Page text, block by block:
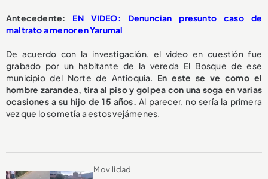
Antecedente: EN VIDEO: Denuncian presunto caso de
maltrato a menor en Yarumal
De acuerdo con la investigación, el video en cuestión fue
grabado por un habitante de la vereda El Bosque de ese
municipio del Norte de Antioquia. En este se ve como el
hombre zarandea, tira al piso y golpea con una soga en varias
ocasiones a su hijo de 15 años. Al parecer, no sería la primera
vez que lo sometía a estos vejámenes.
Movilidad